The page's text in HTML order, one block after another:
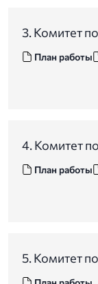
3. Комитет
План работы
4. Комитет
План работы
5. Комитет